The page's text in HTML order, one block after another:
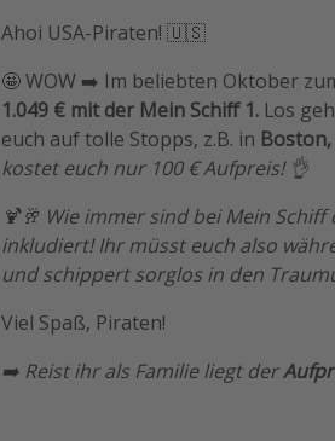
Ahoi USA-Piraten! 🇺🇸
🤩 WOW ➡️ Im beliebten Oktober
1.049 € mit der Mein Schiff 1. Los
euch auf tolle Stopps, z.B. in
kostet euch nur 100 € Aufpreis! 👌
🍹🥂 Wie immer sind bei Mein
inkludiert! Ihr müsst euch also
und schippert sorglos in den
Viel Spaß, Piraten!
➡️ Reist ihr als Familie liegt der